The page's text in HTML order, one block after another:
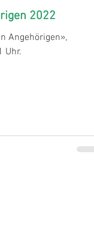
2022
Angehörigen»,
Uhr.